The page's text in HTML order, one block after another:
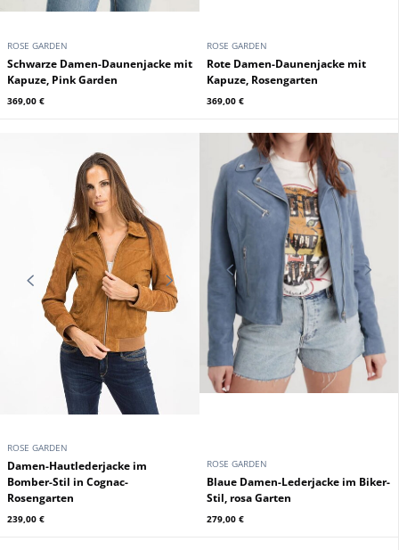
ROSE GARDEN
Schwarze Damen-Daunenjacke mit
Kapuze, Pink Garden
369,00 €
ROSE GARDEN
Rote Damen-Daunenjacke mit
Kapuze, Rosengarten
369,00 €
ROSE GARDEN
Damen-Hautlederjacke im
Bomber-Stil in Cognac-
Rosengarten
239,00 €
ROSE GARDEN
Blaue Damen-Lederjacke im Biker-
Stil, rosa Garten
279,00 €